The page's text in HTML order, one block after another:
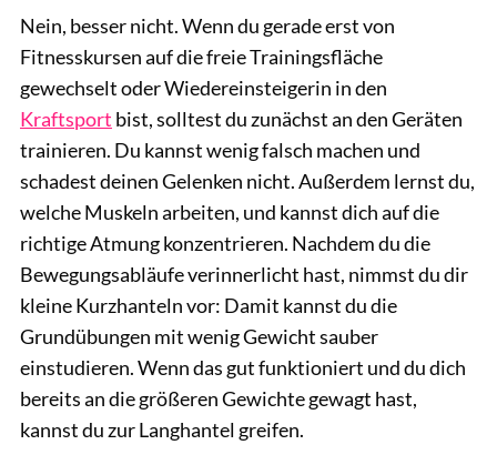
Nein, besser nicht. Wenn du gerade erst von
Fitnesskursen auf die freie Trainingsfläche
gewechselt oder Wiedereinsteigerin in den
Kraftsport bist, solltest du zunächst an den Geräten
trainieren. Du kannst wenig falsch machen und
schadest deinen Gelenken nicht. Außerdem lernst du,
welche Muskeln arbeiten, und kannst dich auf die
richtige Atmung konzentrieren. Nachdem du die
Bewegungsabläufe verinnerlicht hast, nimmst du dir
kleine Kurzhanteln vor: Damit kannst du die
Grundübungen mit wenig Gewicht sauber
einstudieren. Wenn das gut funktioniert und du dich
bereits an die größeren Gewichte gewagt hast,
kannst du zur Langhantel greifen.